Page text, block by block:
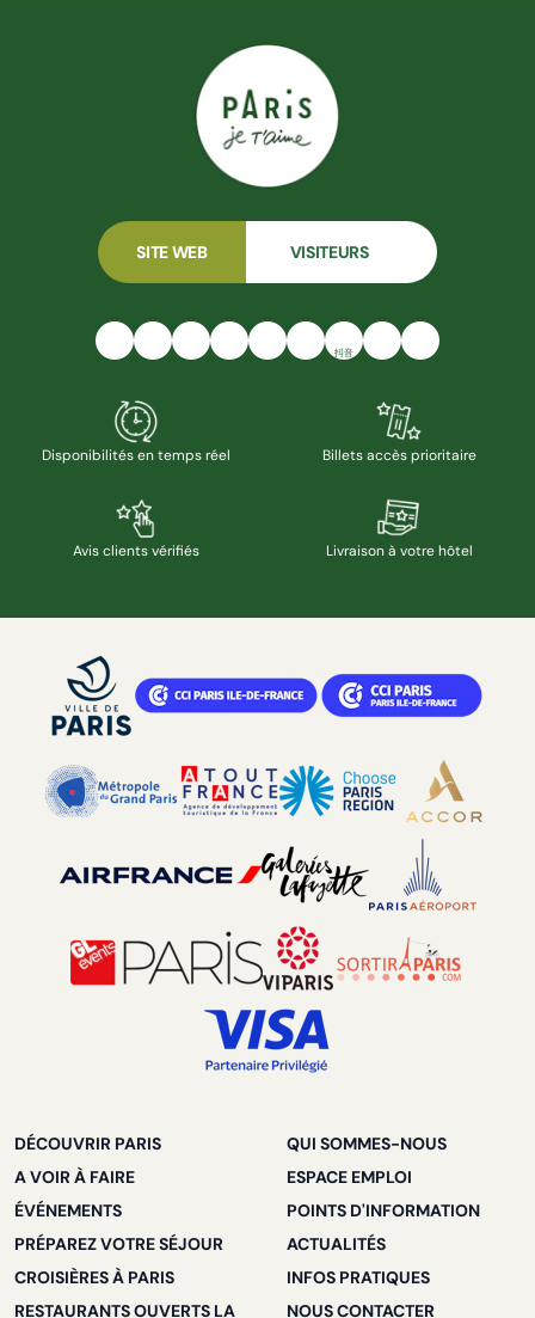
SITE WEB VISITEURS
抖音
Disponibilités en temps réel Billets accès prioritaire
Avis clients vérifiés Livraison à votre hôtel
DÉCOUVRIR PARIS
A VOIR À FAIRE
ÉVÉNEMENTS
PRÉPAREZ VOTRE SÉJOUR
CROISIÈRES À PARIS
RESTAURANTS OUVERTS LA
QUI SOMMES-NOUS
ESPACE EMPLOI
POINTS D'INFORMATION
ACTUALITÉS
INFOS PRATIQUES
NOUS CONTACTER